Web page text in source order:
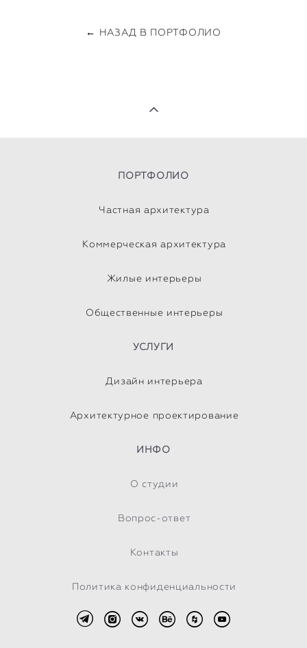
← НАЗАД В ПОРТФОЛИО
ПОРТФОЛИО
Частная архитектура
Коммерческая архитектура
Жилые интерьеры
Общественные интерьеры
УСЛУГИ
Дизайн интерьера
Архитектурное проектирование
ИНФО
О студии
Вопрос-ответ
Контакты
Политика конфиденциальности